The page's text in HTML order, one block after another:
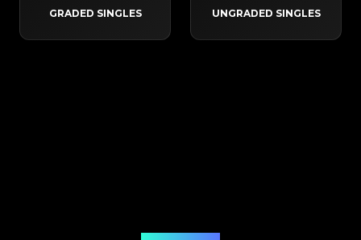
GRADED SINGLES UNGRADED SINGLES